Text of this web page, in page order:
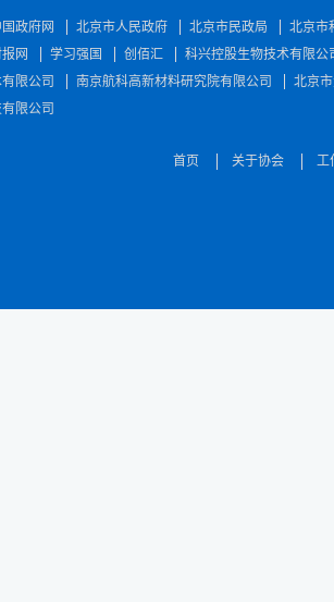
国政府网 北京市人民政府 北京市民政局
北京市
网
学习强国 创佰汇
科兴控股生物技术有限公
限公司
南京航科高新材料研究院有限公司
北京
限公司
首页 关于协会 工